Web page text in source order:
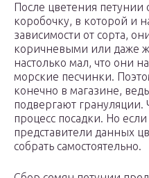
После цветения
коробочку, в которой и
зависимости от сорта,
коричневыми или даже
настолько мал, что они
морские песчинки.
конечно в магазине,
подвергают грануляции.
процесс посадки. Но
представители данных
собрать самостоятельно.